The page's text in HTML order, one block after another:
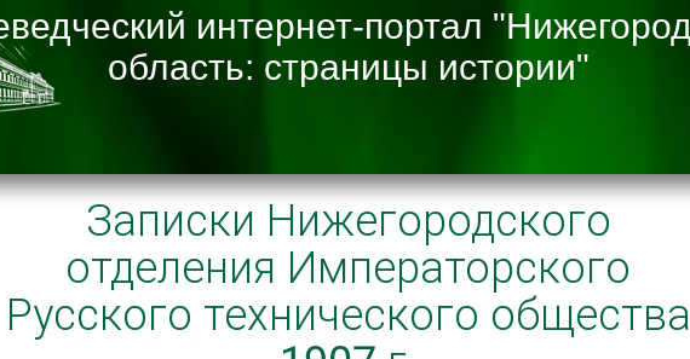
Записки Нижегородского
отделения Императорского
Русского технического общества